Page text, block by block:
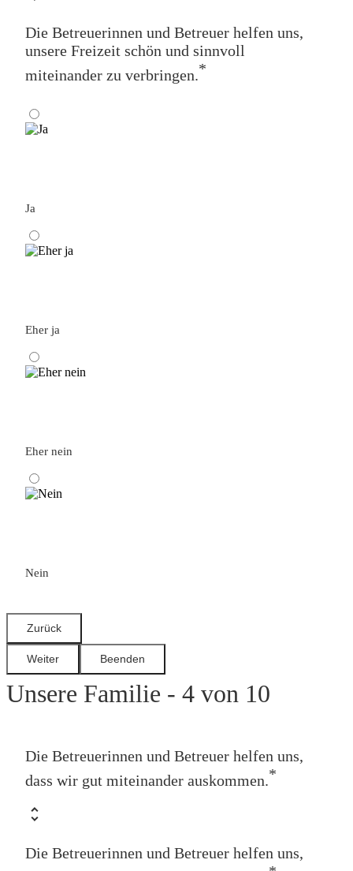
Die Betreuerinnen und Betreuer helfen uns,
unsere Freizeit schön und sinnvoll
miteinander zu verbringen.*
Ja
Eher ja
Eher nein
Nein
Unsere Familie - 4 von 10
Die Betreuerinnen und Betreuer helfen uns,
dass wir gut miteinander auskommen. *
Die Betreuerinnen und Betreuer helfen uns,